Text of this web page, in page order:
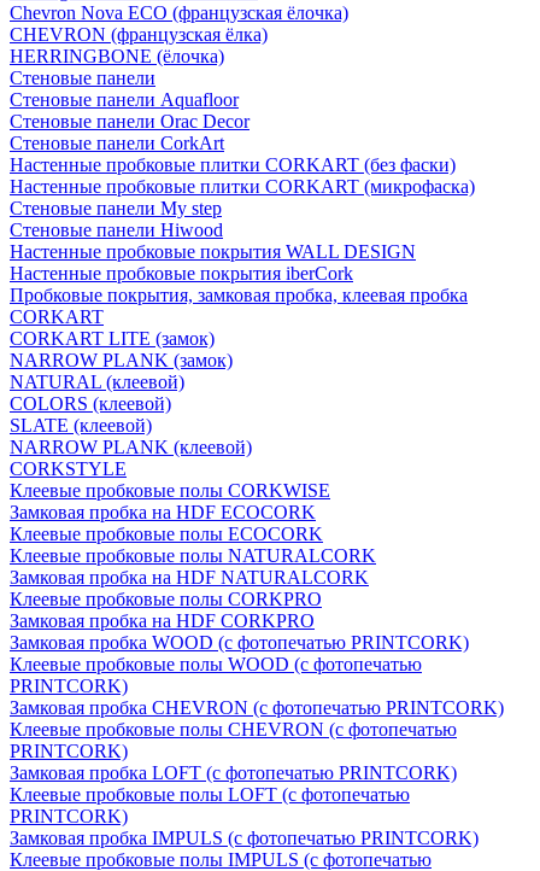
Chevron Nova ECO (французская ёлочка)
CHEVRON (французская ёлка)
HERRINGBONE (ёлочка)
Стеновые панели
Стеновые панели Aquafloor
Стеновые панели Orac Decor
Стеновые панели CorkArt
Настенные пробковые плитки CORKART (без фаски)
Настенные пробковые плитки CORKART (микрофаска)
Стеновые панели My step
Стеновые панели Hiwood
Настенные пробковые покрытия WALL DESIGN
Настенные пробковые покрытия iberCork
Пробковые покрытия, замковая пробка, клеевая пробка
CORKART
CORKART LITE (замок)
NARROW PLANK (замок)
NATURAL (клеевой)
COLORS (клеевой)
SLATE (клеевой)
NARROW PLANK (клеевой)
CORKSTYLE
Клеевые пробковые полы CORKWISE
Замковая пробка на HDF ECOCORK
Клеевые пробковые полы ECOCORK
Клеевые пробковые полы NATURALCORK
Замковая пробка на HDF NATURALCORK
Клеевые пробковые полы CORKPRO
Замковая пробка на HDF CORKPRO
Замковая пробка WOOD (с фотопечатью PRINTCORK)
Клеевые пробковые полы WOOD (с фотопечатью
PRINTCORK)
Замковая пробка CHEVRON (с фотопечатью PRINTCORK)
Клеевые пробковые полы CHEVRON (с фотопечатью
PRINTCORK)
Замковая пробка LOFT (с фотопечатью PRINTCORK)
Клеевые пробковые полы LOFT (с фотопечатью
PRINTCORK)
Замковая пробка IMPULS (с фотопечатью PRINTCORK)
Клеевые пробковые полы IMPULS (с фотопечатью